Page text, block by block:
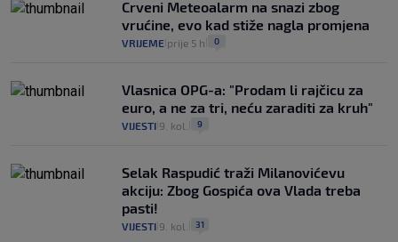
Crveni Meteoalarm na snazi zbog
vrućine, evo kad stiže nagla promjena
VRIJEME prije 5 h 0
Vlasnica OPG-a: "Prodam li rajčicu za
euro, a ne za tri, neću zaraditi za kruh"
VIJESTI 9. kol. 9
Selak Raspudić traži Milanovićevu
akciju: Zbog Gospića ova Vlada treba
pasti!
VIJESTI 9. kol. 31